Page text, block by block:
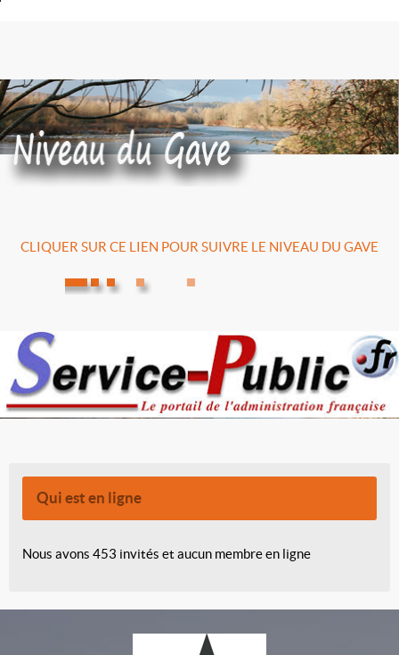
CLIQUER SUR CE LIEN POUR SUIVRE LE NIVEAU DU GAVE
Qui est en ligne
Nous avons 453 invités et aucun membre en ligne